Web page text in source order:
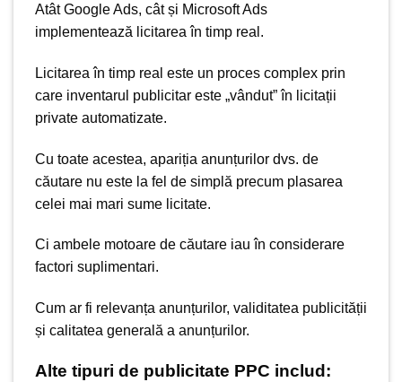
Atât Google Ads, cât și Microsoft Ads
implementează licitarea în timp real.
Licitarea în timp real este un proces complex prin
care inventarul publicitar este „vândut” în licitații
private automatizate.
Cu toate acestea, apariția anunțurilor dvs. de
căutare nu este la fel de simplă precum plasarea
celei mai mari sume licitate.
Ci ambele motoare de căutare iau în considerare
factori suplimentari.
Cum ar fi relevanța anunțurilor, validitatea publicității
și calitatea generală a anunțurilor.
Alte tipuri de publicitate PPC includ: